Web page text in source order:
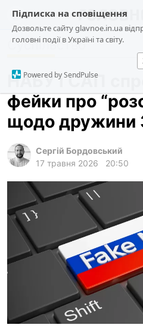
Підписка на сповіщення
Дозвольте сайту glavnoe.in.ua
головні події в Україні та світу.
Powered by SendPulse
новини
про проєкт
en
Суспільство
НАБУ і САП
фейки про
щодо дружини
Сергій Бордовський
17 травня 2026
20:50